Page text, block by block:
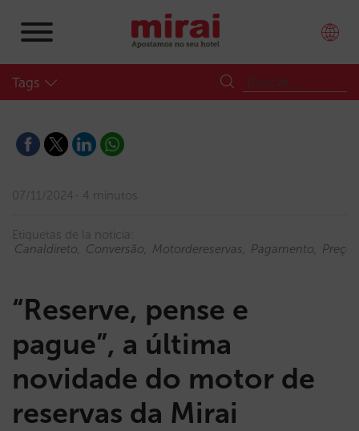
Tags
07/11/2024 4 minutos
Etiquetas de la noticia:
Canaldireto
Conversão Motordereservas Pagamento Preços
“Reserve, pense e
pague”, a última
novidade do motor de
reservas da Mirai